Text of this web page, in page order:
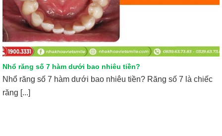
Nhổ răng số 7 hàm dưới bao nhiêu tiền?
Nhổ răng số 7 hàm dưới bao nhiêu tiền? Răng số 7 là chiếc
răng [...]